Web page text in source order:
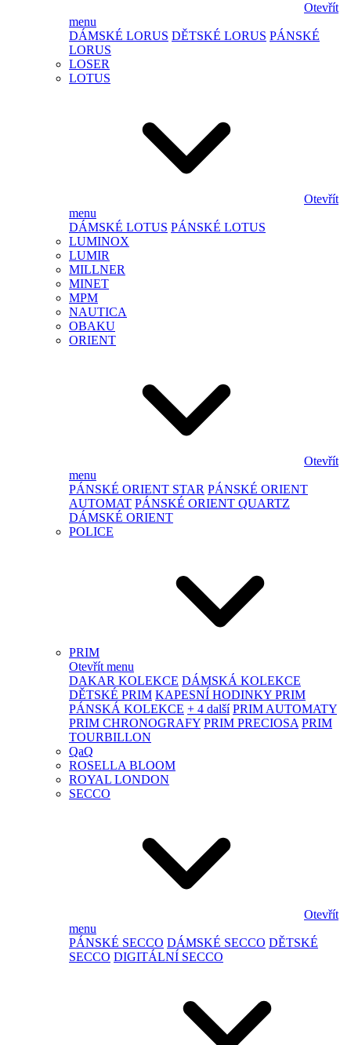
Otevřít
menu
DÁMSKÉ LORUS DĚTSKÉ LORUS PÁNSKÉ
LORUS
LOSER
LOTUS
Otevřít
menu
DÁMSKÉ LOTUS PÁNSKÉ LOTUS
LUMINOX
LUMIR
MILLNER
MINET
MPM
NAUTICA
OBAKU
ORIENT
Otevřít
menu
PÁNSKÉ ORIENT STAR PÁNSKÉ ORIENT
AUTOMAT PÁNSKÉ ORIENT QUARTZ
DÁMSKÉ ORIENT
POLICE
PRIM
Otevřít menu
DAKAR KOLEKCE DÁMSKÁ KOLEKCE
DĚTSKÉ PRIM KAPESNÍ HODINKY PRIM
PÁNSKÁ KOLEKCE + 4 další PRIM AUTOMATY
PRIM CHRONOGRAFY PRIM PRECIOSA PRIM
TOURBILLON
QaQ
ROSELLA BLOOM
ROYAL LONDON
SECCO
Otevřít
menu
PÁNSKÉ SECCO DÁMSKÉ SECCO DĚTSKÉ
SECCO DIGITÁLNÍ SECCO